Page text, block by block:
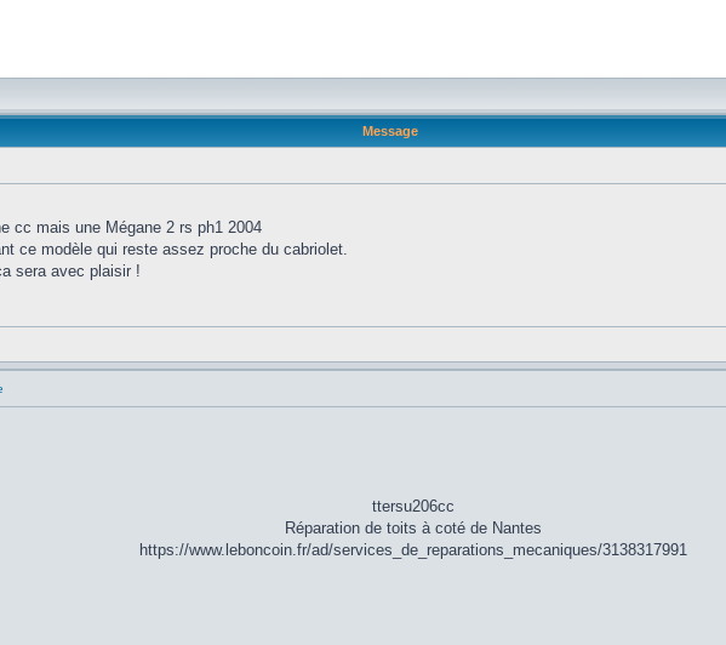
Message
cc mais une Mégane 2 rs ph1 2004
ce modèle qui reste assez proche du cabriolet.
sera avec plaisir !
ttersu206cc
Réparation de toits à coté de Nantes
https://www.leboncoin.fr/ad/services_de_reparations_mecaniques/3138317991